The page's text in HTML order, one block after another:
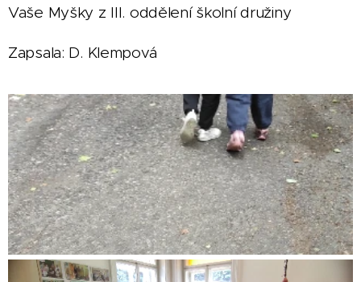
Vaše Myšky z III. oddělení školní družiny
Zapsala: D. Klempová